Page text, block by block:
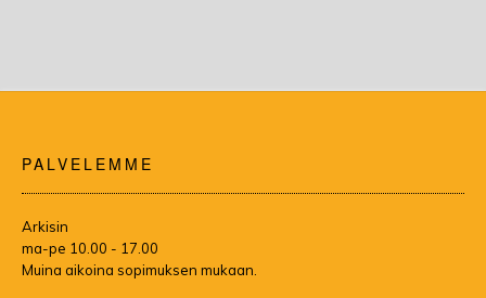
PALVELEMME
Arkisin
ma-pe 10.00 - 17.00
Muina aikoina sopimuksen mukaan.